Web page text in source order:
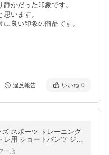
かだった印象です。
います。
良い印象の商品です。
違反報告 いいね 0
スポーツ トレーニング
用 ショートパンツ ジム
ー店